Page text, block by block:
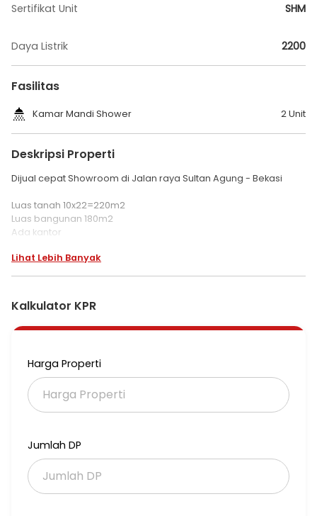
Sertifikat Unit SHM
Daya Listrik 2200
Fasilitas
Kamar Mandi Shower 2 Unit
Deskripsi Properti
Dijual cepat Showroom di Jalan raya Sultan Agung - Bekasi
Luas tanah 10x22=220m2
Luas bangunan 180m2
Ada kantor
Air tanah
SHM
Harga 4M nego
Lihat Lebih Banyak
Kalkulator KPR
Harga Properti
Jumlah DP